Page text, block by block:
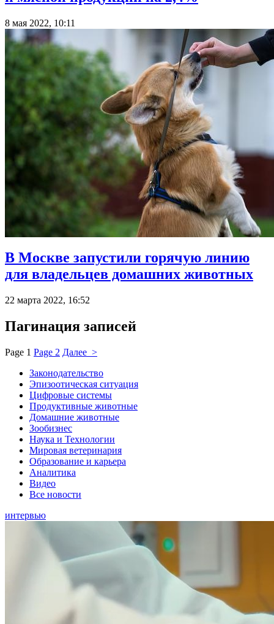
8 мая 2022, 10:11
В Москве запустили горячую линию
для владельцев домашних животных
22 марта 2022, 16:52
Пагинация записей
Page 1 Page 2 Далее >
Законодательство
Эпизоотическая ситуация
Цифровые системы
Продуктивные животные
Домашние животные
Зообизнес
Наука и Технологии
Мировая ветеринария
Образование и карьера
Аналитика
Видео
Все новости
интервью